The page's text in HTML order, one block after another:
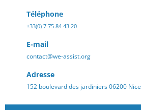
Téléphone
+33(0) 7 75 84 43 20
E-mail
contact@we-assist.org
Adresse
152 boulevard des jardiniers 06200 Nice